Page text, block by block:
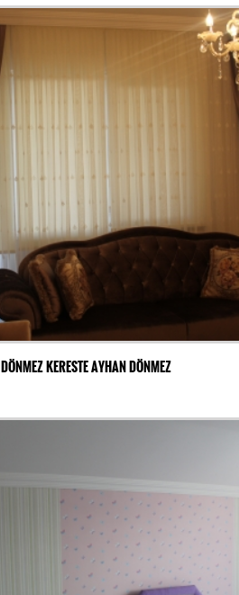
DÖNMEZ KERESTE AYHAN DÖNMEZ